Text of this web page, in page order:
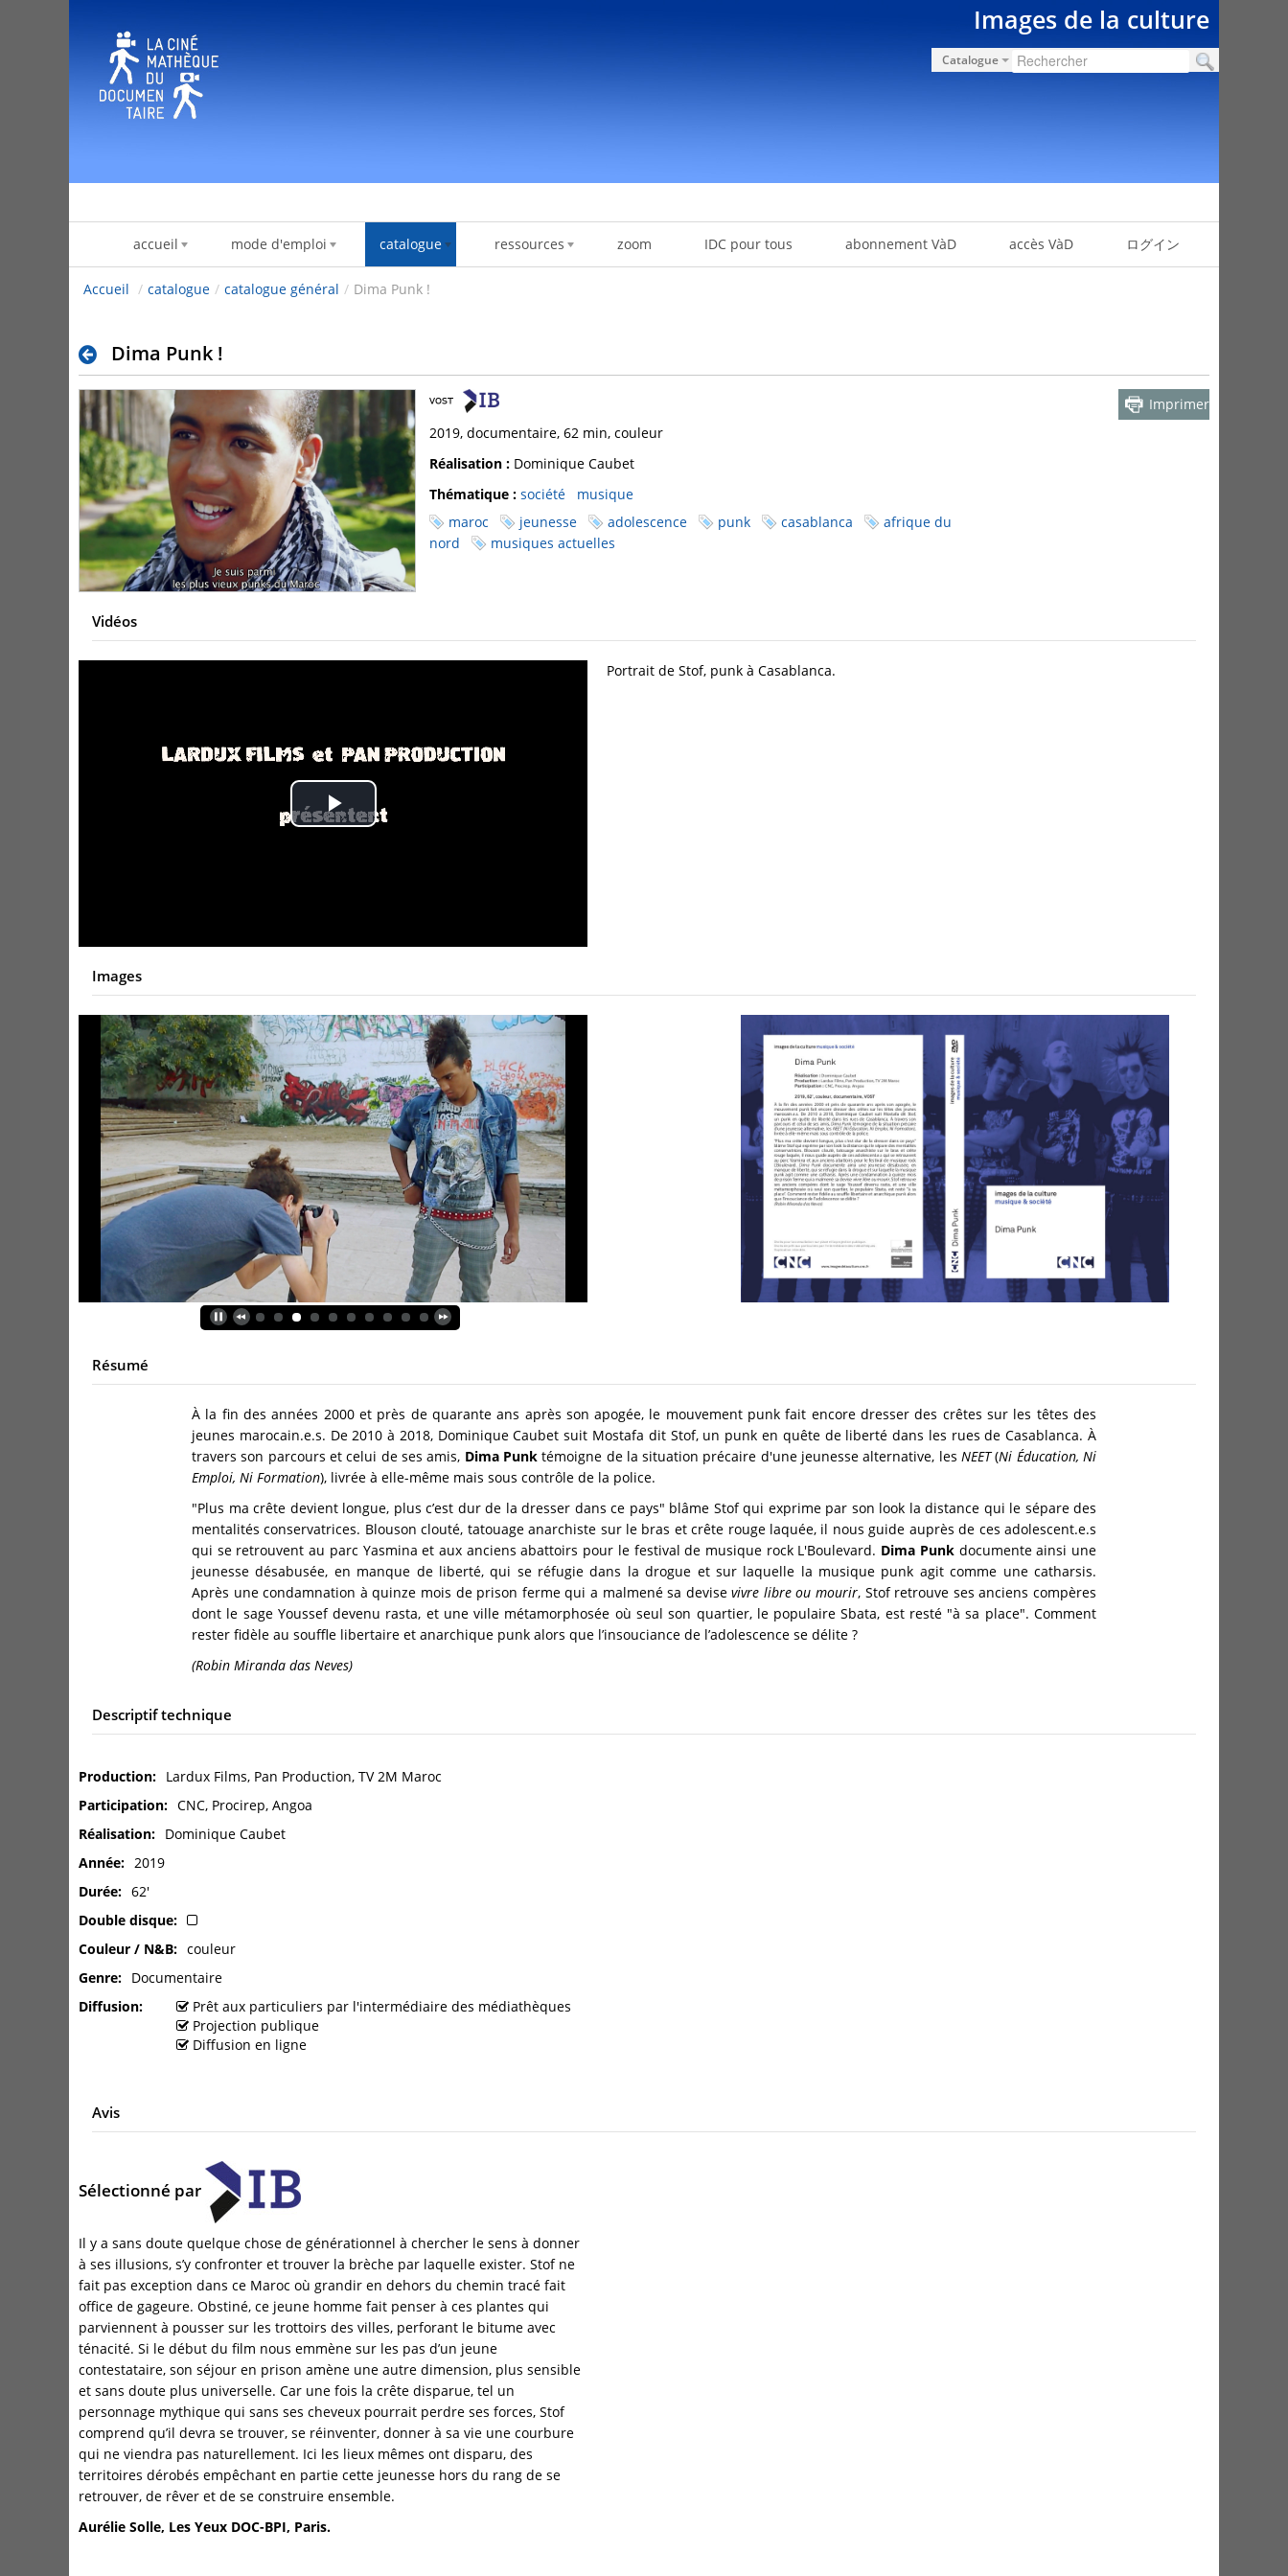
Images de la culture
Catalogue
accueil mode d'emploi catalogue ressources zoom IDC pour tous abonnement VàD accès VàD ログイン
Accueil / catalogue / catalogue général / Dima Punk !
Dima Punk !
Imprimer
2019, documentaire, 62 min, couleur
Réalisation : Dominique Caubet
Thématique : société
musique
maroc
jeunesse adolescence punk casablanca
afrique du
nord
musiques actuelles
Vidéos
Play
Portrait de Stof, punk à Casablanca.
Images
Résumé
À la fin des années 2000 et près de quarante ans après son apogée, le mouvement punk fait encore dresser des crêtes sur les têtes des
jeunes marocain.e.s. De 2010 à 2018, Dominique Caubet suit Mostafa dit Stof, un punk en quête de liberté dans les rues de Casablanca. À
travers son parcours et celui de ses amis, Dima Punktémoigne de la situation précaire d'une jeunesse alternative, lesNEET(Ni Éducation, Ni
Emploi, Ni Formation), livrée à elle-même mais sous contrôle de la police.
"Plus ma crête devient longue, plus c’est dur de la dresser dans ce pays" blâme Stof qui exprime par son look la distance qui le sépare des
mentalités conservatrices. Blouson clouté, tatouage anarchiste sur le bras et crête rouge laquée, il nous guide auprès de ces adolescent.e.s
qui se retrouvent au parc Yasmina et aux anciens abattoirs pour le festival de musique rock L'Boulevard. Dima Punkdocumente ainsi une
jeunesse désabusée, en manque de liberté, qui se réfugie dans la drogue et sur laquelle la musique punk agit comme une catharsis.
Après une condamnation à quinze mois de prison ferme qui a malmené sa devisevivre libre ou mourir, Stof retrouve ses anciens compères
dont le sage Youssef devenu rasta, et une ville métamorphosée où seul son quartier, le populaire Sbata, est resté "à sa place". Comment
rester fidèle au souffle libertaire et anarchique punk alors que l’insouciance de l’adolescence se délite ?
(Robin Miranda das Neves)
Descriptif technique
Production
Lardux Films, Pan Production, TV 2M Maroc
Participation
CNC, Procirep, Angoa
Réalisation
Dominique Caubet
Année
2019
Durée
62'
Double disque
Couleur / N&B
couleur
Genre
Documentaire
Diffusion
Prêt aux particuliers par l'intermédiaire des médiathèques
Projection publique
Diffusion en ligne
Avis
Sélectionné par
Il y a sans doute quelque chose de générationnel à chercher le sens à donner
à ses illusions, s’y confronter et trouver la brèche par laquelle exister. Stof ne
fait pas exception dans ce Maroc où grandir en dehors du chemin tracé fait
office de gageure. Obstiné, ce jeune homme fait penser à ces plantes qui
parviennent à pousser sur les trottoirs des villes, perforant le bitume avec
ténacité. Si le début du film nous emmène sur les pas d’un jeune
contestataire, son séjour en prison amène une autre dimension, plus sensible
et sans doute plus universelle. Car une fois la crête disparue, tel un
personnage mythique qui sans ses cheveux pourrait perdre ses forces, Stof
comprend qu’il devra se trouver, se réinventer, donner à sa vie une courbure
qui ne viendra pas naturellement. Ici les lieux mêmes ont disparu, des
territoires dérobés empêchant en partie cette jeunesse hors du rang de se
retrouver, de rêver et de se construire ensemble.
Aurélie Solle, Les Yeux DOC-BPI, Paris.